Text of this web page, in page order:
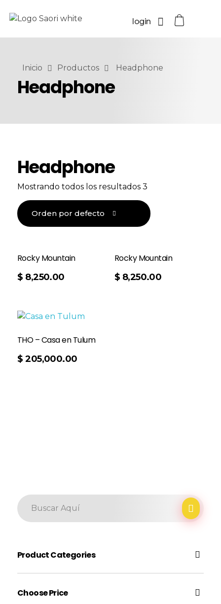
login
Inicio Productos Headphone
Headphone
Headphone
Mostrando todos los resultados 3
Rocky Mountain
$ 8,250.00
Rocky Mountain
$ 8,250.00
THO – Casa en Tulum
$ 205,000.00
Product Categories
Choose Price